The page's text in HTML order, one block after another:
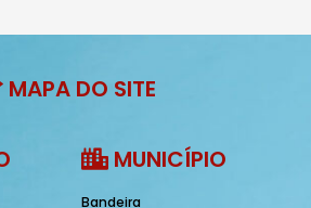
MAPA DO SITE
MUNICÍPIO
Bandeira